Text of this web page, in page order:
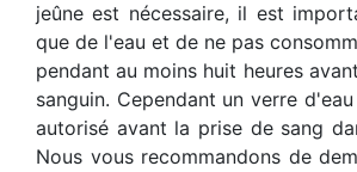
jeûne est nécessaire, il est
que de l'eau et de ne pas
pendant au moins huit heures
sanguin. Cependant un verre
autorisé avant la prise de sang
Nous vous recommandons de